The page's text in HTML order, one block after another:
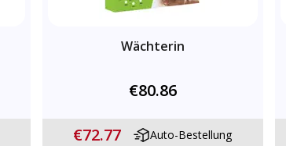
Wächterin
€80.86
€72.77 Auto-Bestellung